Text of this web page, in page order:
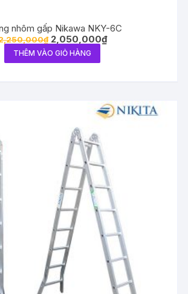
nhôm gấp Nikawa NKY-6C
₫ 2,050,000₫
THÊM VÀO GIỎ HÀNG